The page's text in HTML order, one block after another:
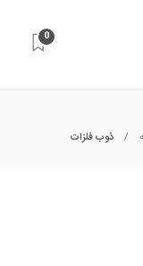
0
ذوب فلزات